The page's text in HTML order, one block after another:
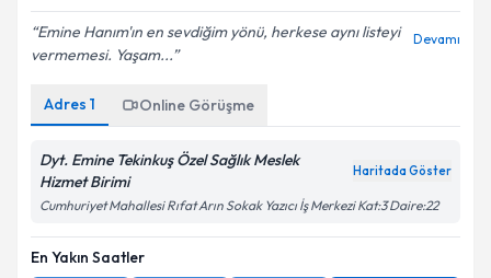
Emine Hanım'ın en sevdiğim yönü, herkese aynı listeyi
vermemesi. Yaşam...
Devamı
Adres 1 Online Görüşme
Dyt. Emine Tekinkuş Özel Sağlık Meslek
Hizmet Birimi
Haritada Göster
Cumhuriyet Mahallesi Rıfat Arın Sokak Yazıcı İş Merkezi Kat:3 Daire:22
En Yakın Saatler